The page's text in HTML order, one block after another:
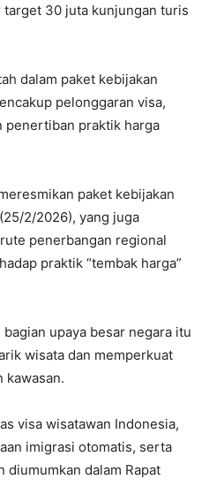
30 juta kunjungan turis
dalam paket kebijakan
pelonggaran visa,
penertiban praktik harga
paket kebijakan
2/2026), yang juga
penerbangan regional
praktik “tembak harga”
upaya besar negara itu
wisata dan memperkuat
kawasan.
visa wisatawan Indonesia,
imigrasi otomatis, serta
diumumkan dalam Rapat